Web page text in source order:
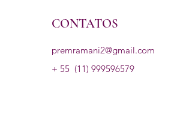
CONTATOS
premramani2@gmail.com
+ 55 (11) 999596579